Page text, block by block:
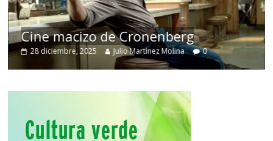
Cine macizo de Cronenberg
28 diciembre, 2025 Julio Martínez Molina 0